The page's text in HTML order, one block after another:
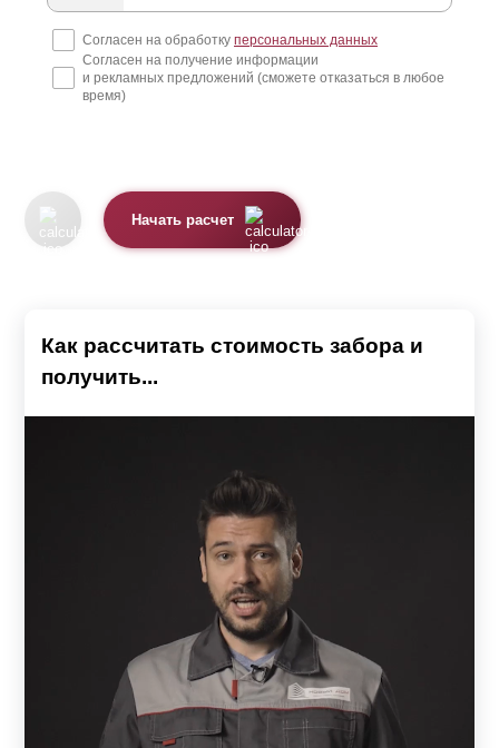
Согласен на обработку персональных данных
Согласен на получение информации
и рекламных предложений (сможете отказаться в любое
время)
Начать расчет
Как рассчитать стоимость забора и
получить...